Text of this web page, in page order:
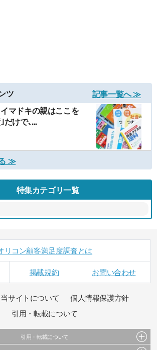
ツ
記事一覧へ ≫
マドキの親はここを
けで､...
≫
特集カテゴリ一覧
リコン顧客満足度調査とは
掲載規約 お問い合わせ
当サイトについて
個人情報保護方針
引用・転載について
引用・転載について